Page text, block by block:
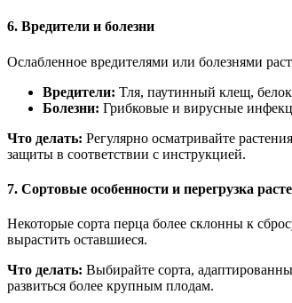
6. Вредители и болезни
Ослабленное вредителями или болезнями
Вредители: Тля, паутинный клещ,
Болезни: Грибковые и вирусные
Что делать: Регулярно осматривайте
защиты в соответствии с инструкцией.
7. Сортовые особенности и перегрузка
Некоторые сорта перца более склонны к
вырастить оставшиеся.
Что делать: Выбирайте сорта,
развиться более крупным плодам.